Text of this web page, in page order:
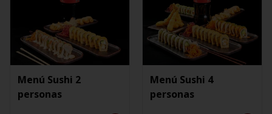
Menú Sushi 2
personas
Menú Sushi 4
personas